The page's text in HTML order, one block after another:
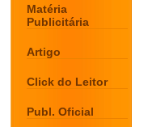
Matéria
Publicitária
Artigo
Click do Leitor
Publ. Oficial